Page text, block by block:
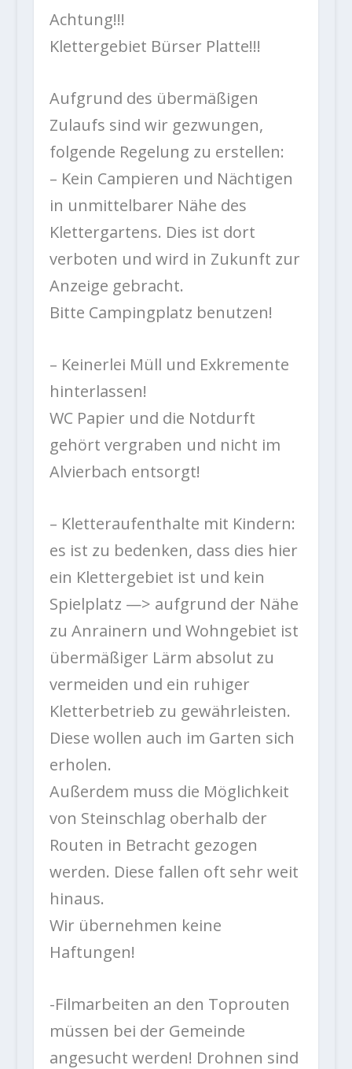
Achtung!!!
Klettergebiet Bürser Platte!!!
Aufgrund des übermäßigen
Zulaufs sind wir gezwungen,
folgende Regelung zu erstellen:
– Kein Campieren und Nächtigen
in unmittelbarer Nähe des
Klettergartens. Dies ist dort
verboten und wird in Zukunft zur
Anzeige gebracht.
Bitte Campingplatz benutzen!
– Keinerlei Müll und Exkremente
hinterlassen!
WC Papier und die Notdurft
gehört vergraben und nicht im
Alvierbach entsorgt!
– Kletteraufenthalte mit Kindern:
es ist zu bedenken, dass dies hier
ein Klettergebiet ist und kein
Spielplatz —> aufgrund der Nähe
zu Anrainern und Wohngebiet ist
übermäßiger Lärm absolut zu
vermeiden und ein ruhiger
Kletterbetrieb zu gewährleisten.
Diese wollen auch im Garten sich
erholen.
Außerdem muss die Möglichkeit
von Steinschlag oberhalb der
Routen in Betracht gezogen
werden. Diese fallen oft sehr weit
hinaus.
Wir übernehmen keine
Haftungen!
-Filmarbeiten an den Toprouten
müssen bei der Gemeinde
angesucht werden! Drohnen sind